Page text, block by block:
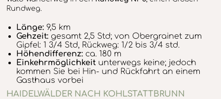
Rundweg.
Länge: 9,5 km
Gehzeit: gesamt 2,5 Std; von Obergrainet zum
Gipfel: 1 3/4 Std, Rückweg: 1/2 bis 3/4 std.
Höhendifferenz: ca. 180 m
Einkehrmöglichkeit unterwegs keine; jedoch
kommen Sie bei Hin- und Rückfahrt an einem
Gasthaus vorbei
HAIDELWÄLDER NACH KOHLSTATTBRUNN